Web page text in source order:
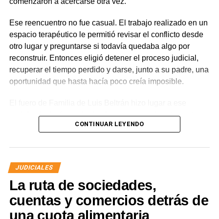
por los daños que considere haber sufrido.
Ese reencuentro no fue casual. El trabajo realizado en un
espacio terapéutico le permitió revisar el conflicto desde
otro lugar y preguntarse si todavía quedaba algo por
reconstruir. Entonces eligió detener el proceso judicial,
recuperar el tiempo perdido y darse, junto a su padre, una
oportunidad que hasta hacía poco creía imposible.
pedido, declaró concluido el proceso por desistimiento y
ordenó el archivo de las actuaciones. La jueza consideró
la legislación para poner fin al expediente.
El joven había promovido la acción para solicitar la
supresión de su apellido paterno. Durante la etapa inicial
del trámite se incorporó la documentación presentada, se
ordenó la publicación de edictos y se dispusieron
CONTINUAR LEYENDO
JUDICIALES
La ruta de sociedades,
cuentas y comercios detrás de
una cuota alimentaria